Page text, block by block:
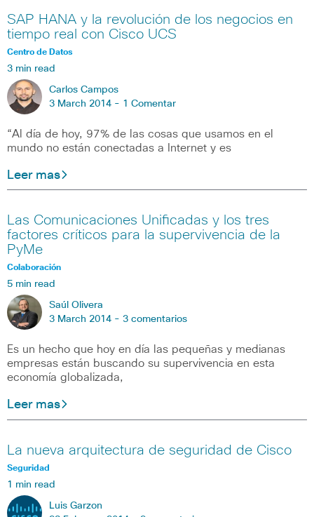
SAP HANA y la revolución de los negocios en
tiempo real con Cisco UCS
Centro de Datos
3 min read
Carlos Campos
3 March 2014 - 1 Comentar
“Al día de hoy, 97% de las cosas que usamos en el
mundo no están conectadas a Internet y es
Leer mas
Las Comunicaciones Unificadas y los tres
factores críticos para la supervivencia de la
PyMe
Colaboración
5 min read
Saúl Olivera
3 March 2014 - 3 comentarios
Es un hecho que hoy en día las pequeñas y medianas
empresas están buscando su supervivencia en esta
economía globalizada,
Leer mas
La nueva arquitectura de seguridad de Cisco
Seguridad
1 min read
Luis Garzon